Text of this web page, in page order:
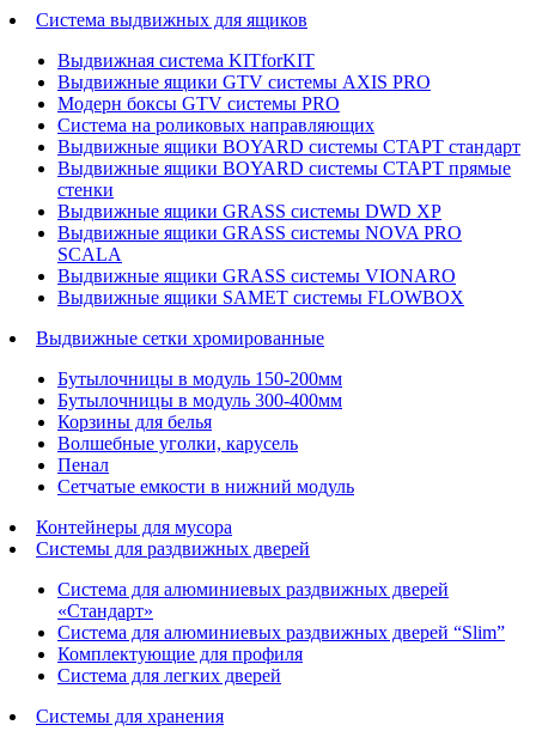
Система выдвижных для ящиков
Выдвижная система KITforKIT
Выдвижные ящики GTV системы AXIS PRO
Модерн боксы GTV системы PRO
Система на роликовых направляющих
Выдвижные ящики BOYARD системы СТАРТ стандарт
Выдвижные ящики BOYARD системы СТАРТ прямые
стенки
Выдвижные ящики GRASS системы DWD XP
Выдвижные ящики GRASS системы NOVA PRO
SCALA
Выдвижные ящики GRASS системы VIONARO
Выдвижные ящики SAMET системы FLOWBOX
Выдвижные сетки хромированные
Бутылочницы в модуль 150-200мм
Бутылочницы в модуль 300-400мм
Корзины для белья
Волшебные уголки, карусель
Пенал
Cетчатые емкости в нижний модуль
Контейнеры для мусора
Системы для раздвижных дверей
Система для алюминиевых раздвижных дверей
«Стандарт»
Система для алюминиевых раздвижных дверей “Slim”
Комплектующие для профиля
Система для легких дверей
Системы для хранения